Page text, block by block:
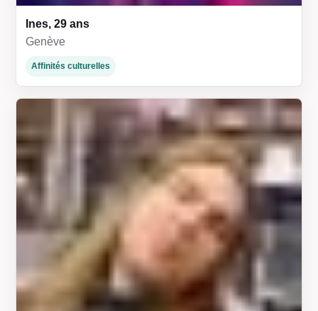
Ines, 29 ans
Genève
Affinités culturelles